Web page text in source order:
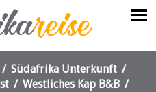
/ Südafrika Unterkunft /
/ Westliches Kap B&B /